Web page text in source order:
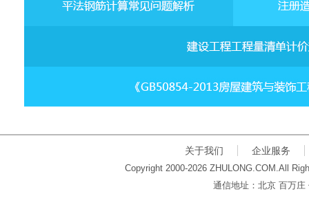
关于我们 企业服务
Copyright 2000-2026 ZHULONG.COM.All
通信地址：北京 百万